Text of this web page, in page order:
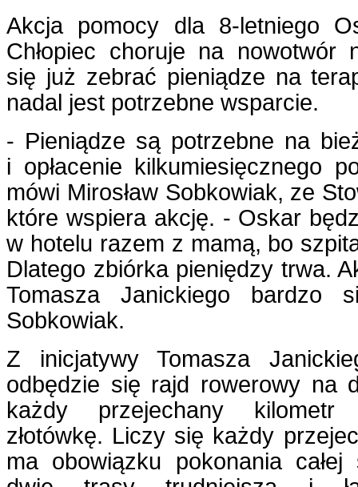
Akcja pomocy dla 8-letniego
Chłopiec choruje na nowotwór
się już zebrać pieniądze na
nadal jest potrzebne wsparcie.
- Pieniądze są potrzebne na
i opłacenie kilkumiesięcznego
mówi Mirosław Sobkowiak, ze
które wspiera akcję. - Oskar
w hotelu razem z mamą, bo
Dlatego zbiórka pieniędzy trwa.
Tomasza Janickiego bardzo
Sobkowiak.
Z inicjatywy Tomasza
odbędzie się rajd rowerowy na
każdy przejechany kilometr
złotówkę. Liczy się każdy
ma obowiązku pokonania